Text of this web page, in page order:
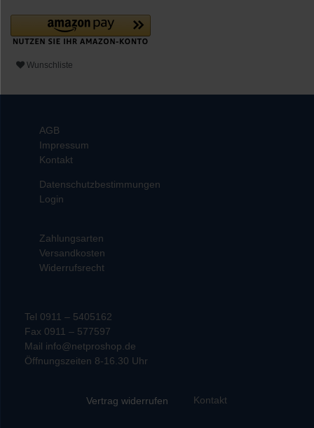
Wunschliste
AGB
Impressum
Kontakt
Datenschutzbestimmungen
Login
Zahlungsarten
Versandkosten
Widerrufsrecht
Tel 0911 – 5405162
Fax 0911 – 577597
Mail info@netproshop.de
Öffnungszeiten 8-16.30 Uhr
Vertrag widerrufen Kontakt